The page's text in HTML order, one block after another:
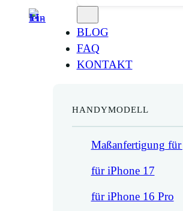
BLOG
FAQ
KONTAKT
HANDYMODELL
Maßanfertigung
für iPhone 17
für iPhone 16 Pro